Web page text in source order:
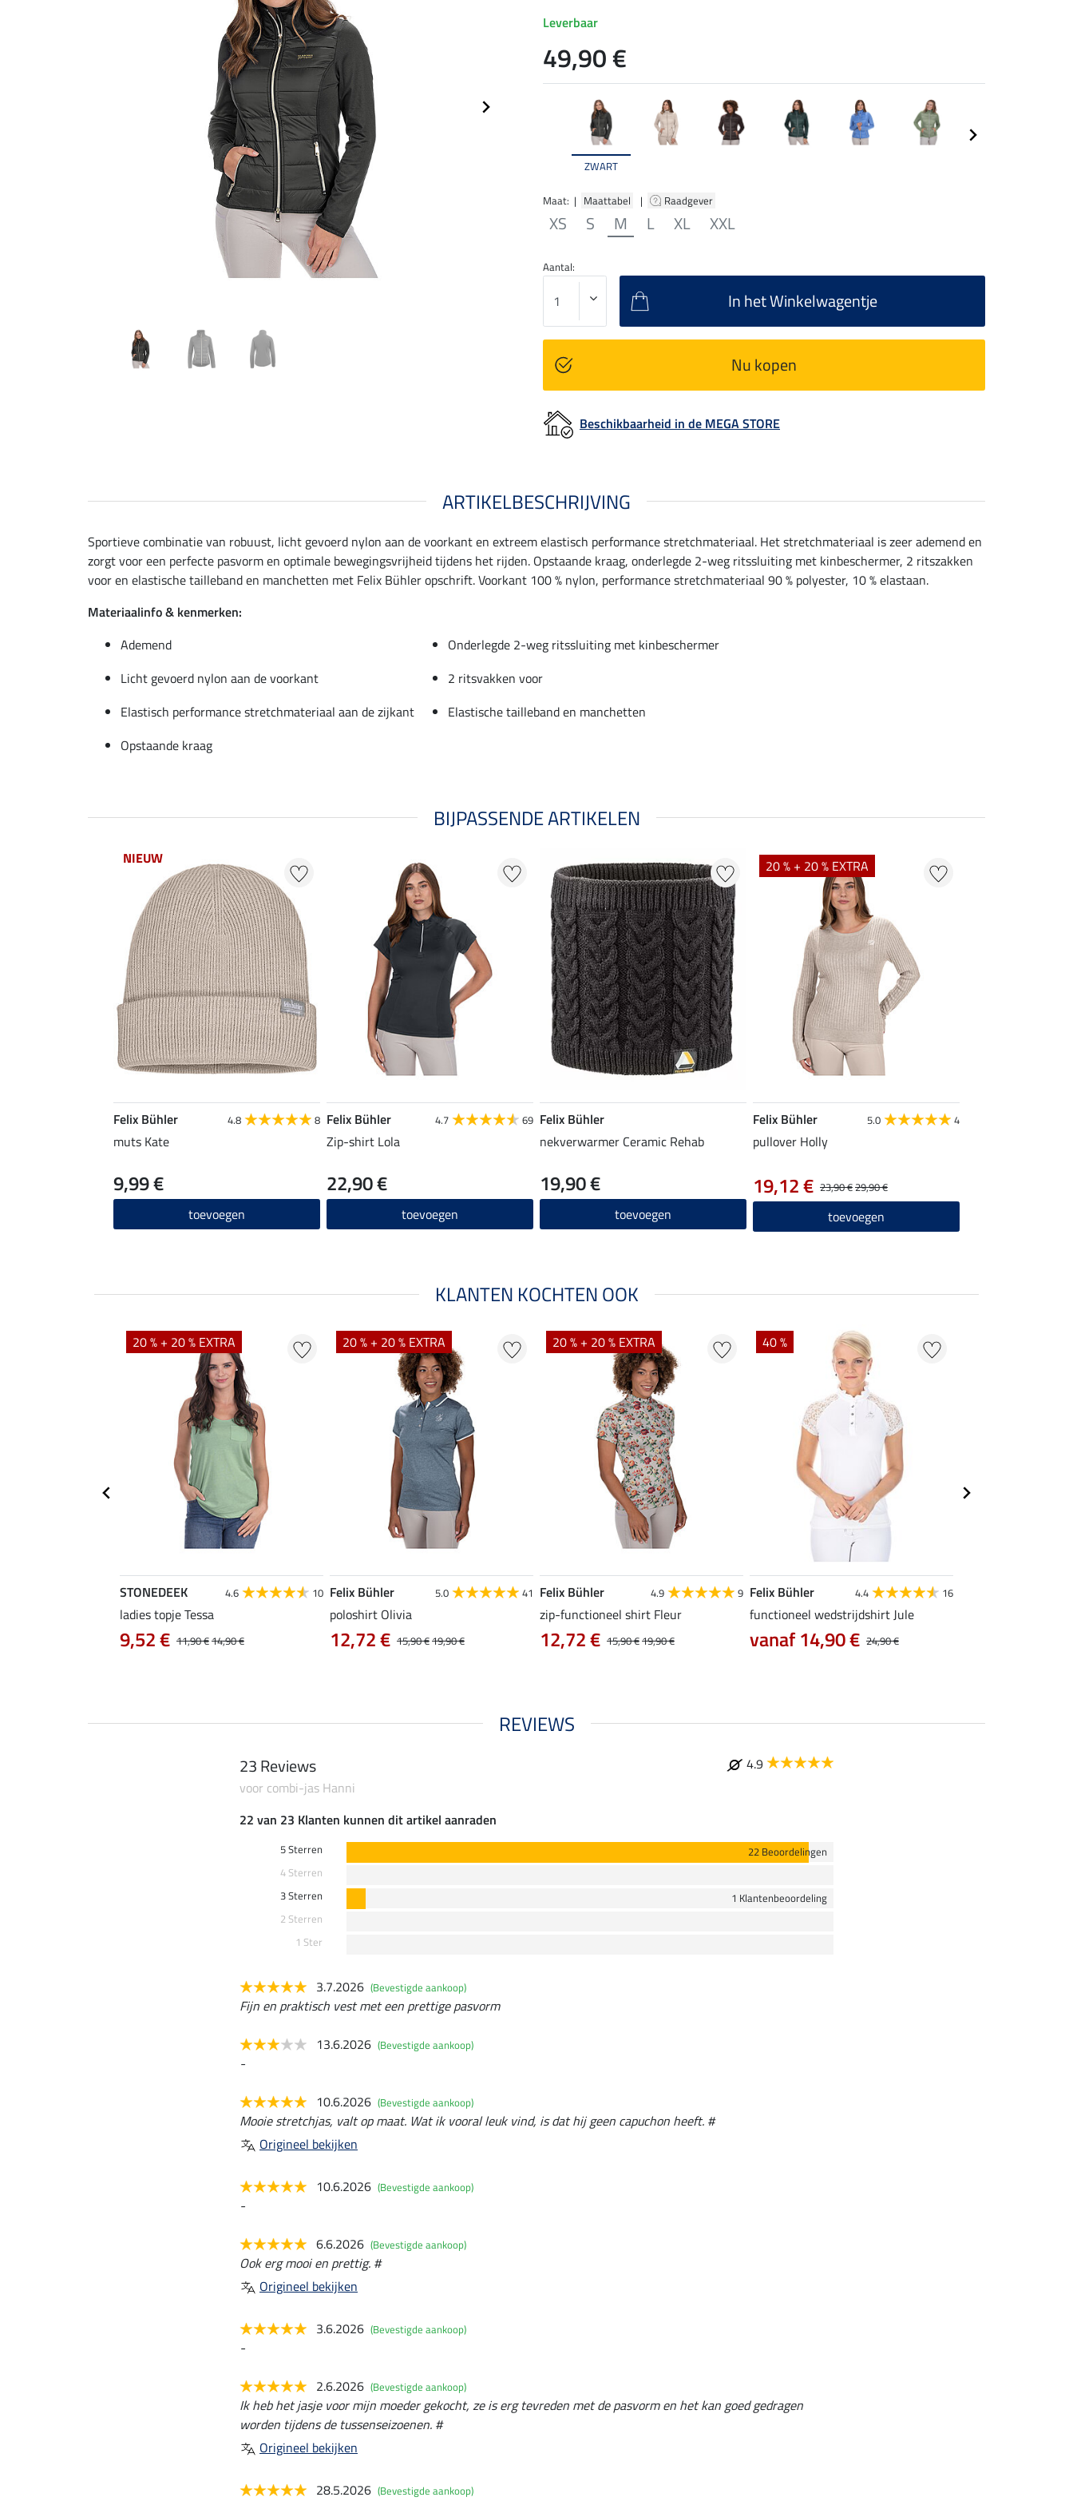
ZWART
Maat: | Maattabel | Raadgever
XS S M L XL XXL
Leverbaar
49,90 €
Aantal:
In het Winkelwagentje
Nu kopen
Beschikbaarheid in de MEGA STORE
ARTIKELBESCHRIJVING
Sportieve combinatie van robuust, licht gevoerd nylon aan de voorkant en extreem elastisch performance stretchmateriaal. Het stretchmateriaal is zeer ademend en
zorgt voor een perfecte pasvorm en optimale bewegingsvrijheid tijdens het rijden. Opstaande kraag, onderlegde 2-weg ritssluiting met kinbeschermer, 2 ritszakken
voor en elastische tailleband en manchetten met Felix Bühler opschrift. Voorkant 100 % nylon, performance stretchmateriaal 90 % polyester, 10 % elastaan.
Materiaalinfo & kenmerken:
Ademend
Onderlegde 2-weg ritssluiting met kinbeschermer
Licht gevoerd nylon aan de voorkant
2 ritsvakken voor
Elastisch performance stretchmateriaal aan de zijkant
Elastische tailleband en manchetten
Opstaande kraag
BIJPASSENDE ARTIKELEN
NIEUW
Felix Bühler 4.8 8
muts Kate
9,99 €
toevoegen
Felix Bühler 4.7 69
Zip-shirt Lola
22,90 €
toevoegen
Felix Bühler
nekverwarmer Ceramic Rehab
19,90 €
toevoegen
20 % + 20 % EXTRA
Felix Bühler 5.0 4
pullover Holly
23,90 €29,90 €
19,12 €
toevoegen
KLANTEN KOCHTEN OOK
20 % + 20 % EXTRA
STONEDEEK 4.6 10
ladies topje Tessa
11,90 €14,90 €
9,52 €
20 % + 20 % EXTRA
Felix Bühler 5.0 41
poloshirt Olivia
15,90 €19,90 €
12,72 €
20 % + 20 % EXTRA
Felix Bühler 4.9 9
zip-functioneel shirt Fleur
15,90 €19,90 €
12,72 €
40 %
Felix Bühler 4.4 16
functioneel wedstrijdshirt Jule
24,90 €
vanaf 14,90 €
REVIEWS
23 Reviews
4.9
voor combi-jas Hanni
22 van 23 Klanten kunnen dit artikel aanraden
5 Sterren
22 Beoordelingen
4 Sterren
3 Sterren
1 Klantenbeoordeling
2 Sterren
1 Ster
3.7.2026 (Bevestigde aankoop)
Fijn en praktisch vest met een prettige pasvorm
13.6.2026 (Bevestigde aankoop)
-
10.6.2026 (Bevestigde aankoop)
Mooie stretchjas, valt op maat. Wat ik vooral leuk vind, is dat hij geen capuchon heeft. #
Origineel bekijken
10.6.2026 (Bevestigde aankoop)
-
6.6.2026 (Bevestigde aankoop)
Ook erg mooi en prettig. #
Origineel bekijken
3.6.2026 (Bevestigde aankoop)
-
2.6.2026 (Bevestigde aankoop)
Ik heb het jasje voor mijn moeder gekocht, ze is erg tevreden met de pasvorm en het kan goed gedragen
worden tijdens de tussenseizoenen. #
Origineel bekijken
28.5.2026 (Bevestigde aankoop)